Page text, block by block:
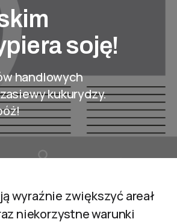
soję!
handlowych
kukurydzy.
wyraźnie zwiększyć areał
niekorzystne warunki